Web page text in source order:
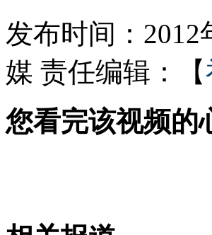
实拍商贩用工业松香给鸭拔毛
阿根廷一双层巴士坠崖
发布时间：2012
媒 责任编辑：【
您看完该视频的